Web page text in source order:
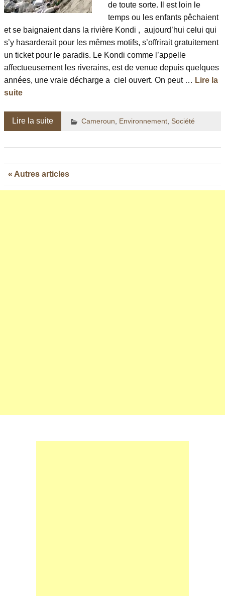
de toute sorte. Il est loin le
temps ou les enfants pêchaient
et se baignaient dans la rivière Kondi , aujourd’hui celui qui
s’y hasarderait pour les mêmes motifs, s’offrirait gratuitement
un ticket pour le paradis. Le Kondi comme l’appelle
affectueusement les riverains, est de venue depuis quelques
années, une vraie décharge a ciel ouvert. On peut … Lire la
suite
Lire la suite Cameroun, Environnement, Société
« Autres articles